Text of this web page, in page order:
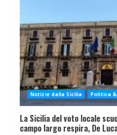
Notizie dalla Sicilia Politica
La Sicilia del voto locale
campo largo respira, De